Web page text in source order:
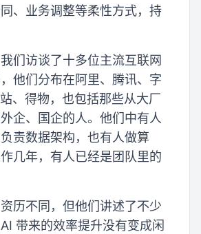
、业务调整等柔性方式，持
们访谈了十多位主流互联网
他们分布在阿里、腾讯、字
、得物，也包括那些从大厂
企、国企的人。他们中有人
责数据架构，也有人做算
几年，有人已经是团队里的
历不同，但他们讲述了不少
带来的效率提升没有变成闲